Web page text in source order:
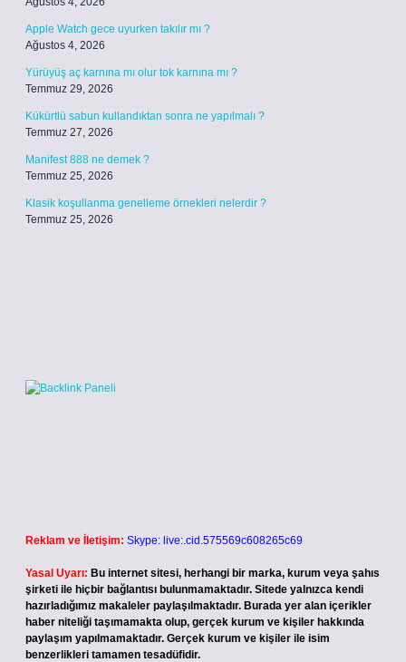
Apple Watch gece uyurken takılır mı ?
Ağustos 4, 2026
Yürüyüş aç karnına mı olur tok karnına mı ?
Temmuz 29, 2026
Kükürtlü sabun kullandıktan sonra ne yapılmalı ?
Temmuz 27, 2026
Manifest 888 ne demek ?
Temmuz 25, 2026
Klasik koşullanma genelleme örnekleri nelerdir ?
Temmuz 25, 2026
Reklam ve İletişim: Skype: live:.cid.575569c608265c69
Yasal Uyarı: Bu internet sitesi, herhangi bir marka, kurum veya şahıs
şirketi ile hiçbir bağlantısı bulunmamaktadır. Sitede yalnızca kendi
hazırladığımız makaleler paylaşılmaktadır. Burada yer alan içerikler
haber niteliği taşımamakta olup, gerçek kurum ve kişiler hakkında
paylaşım yapılmamaktadır. Gerçek kurum ve kişiler ile isim
benzerlikleri tamamen tesadüfidir.